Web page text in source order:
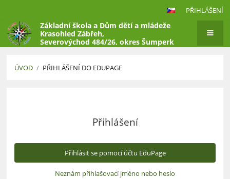
PŘIHLÁŠENÍ
Základní škola a Dům dětí a mládeže
Krasohled Zábřeh,
Severovýchod 484/26, okres Šumperk
ÚVOD / PŘIHLÁŠENÍ DO EDUPAGE
Přihlášení
Přihlásit se pomocí účtu EduPage
Neznám přihlašovací jméno nebo heslo